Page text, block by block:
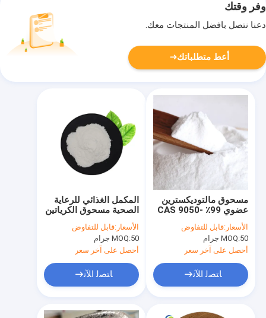
وفر وقتك
دعنا نتصل بأفضل المنتجات معك.
أعط متطلباتك
المكمل الغذائي للرعاية
الصحية مسحوق الكرياتين
87-7
الأسعار:قابل للتفاوض
MOQ:50 جرام
أحصل على آخر سعر
ﺎﺘﺼﻟ ﺍﻶﻧ
مسحوق مالتوديكسترين
عضوي 99٪ CAS 9050-
36-6 مُحلٍ للطعام
الأسعار:قابل للتفاوض
MOQ:50 جرام
أحصل على آخر سعر
ﺎﺘﺼﻟ ﺍﻶﻧ